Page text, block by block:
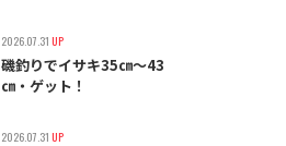
2026.07.31 UP
磯釣りでイサキ35㎝〜43
㎝・ゲット！
2026.07.31 UP